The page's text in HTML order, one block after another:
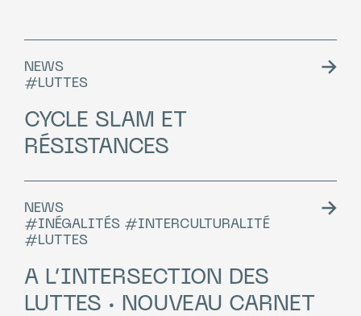
NEWS
#LUTTES
CYCLE SLAM ET
RÉSISTANCES
NEWS
#INÉGALITÉS #INTERCULTURALITÉ
#LUTTES
A L’INTERSECTION DES
LUTTES · NOUVEAU CARNET